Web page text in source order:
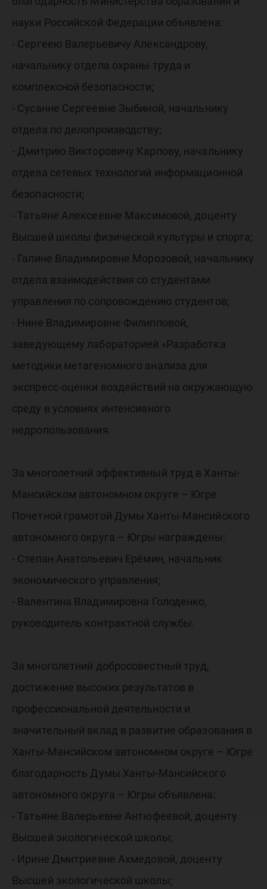
науки Российской Федерации объявлена:
- Сергеею Валерьевичу Александрову,
начальнику отдела охраны труда и
комплексной безопасности;
- Сусанне Сергеевне Зыбиной, начальнику
отдела по делопроизводству;
- Дмитрию Викторовичу Карпову, начальнику
отдела сетевых технологий информационной
безопасности;
- Татьяне Алексеевне Максимовой, доценту
Высшей школы физической культуры и спорта;
- Галине Владимировне Морозовой, начальнику
отдела взаимодействия со студентами
управления по сопровождению студентов;
- Нине Владимировне Филипповой,
заведующему лабораторией «Разработка
методики метагеномного анализа для
экспресс-оценки воздействий на окружающую
среду в условиях интенсивного
недропользования.
За многолетний эффективный труд в Ханты-
Мансийском автономном округе – Югре
Почетной грамотой Думы Ханты-Мансийского
автономного округа – Югры награждены:
- Степан Анатольевич Ерёмин, начальник
экономического управления;
- Валентина Владимировна Голоденко,
руководитель контрактной службы.
За многолетний добросовестный труд,
достижение высоких результатов в
профессиональной деятельности и
значительный вклад в развитие образования в
Ханты-Мансийском автономном округе – Югре
благодарность Думы Ханты-Мансийского
автономного округа – Югры объявлена:
- Татьяне Валерьевне Антюфеевой, доценту
Высшей экологической школы;
- Ирине Дмитриевне Ахмедовой, доценту
Высшей экологической школы;